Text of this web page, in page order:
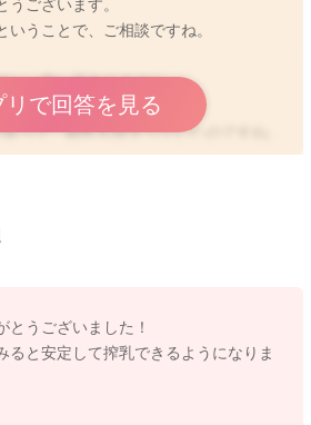
うございます。
うことで、ご相談ですね。
い、申し訳ありません。
って、副乳も目立っていたのですね。
いうことですが、昨日も張りが出たの
していないので、お返事が難しいとこ
をしてみてください。
いいですよ。
てみてください。
リで回答を見る
とうございました！
ると安定して搾乳できるようになりま